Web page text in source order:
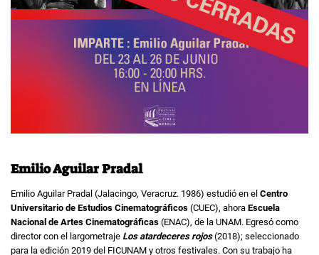
Emilio Aguilar Pradal
Emilio Aguilar Pradal (Jalacingo, Veracruz. 1986) estudió en el Centro
Universitario de Estudios Cinematográficos (CUEC), ahora Escuela
Nacional de Artes Cinematográficas (ENAC), de la UNAM. Egresó como
director con el largometraje Los atardeceres rojos(2018); seleccionado
para la edición 2019 del FICUNAM y otros festivales. Con su trabajo ha